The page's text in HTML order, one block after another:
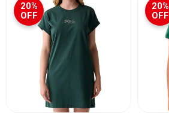
20%
OFF
20%
OFF